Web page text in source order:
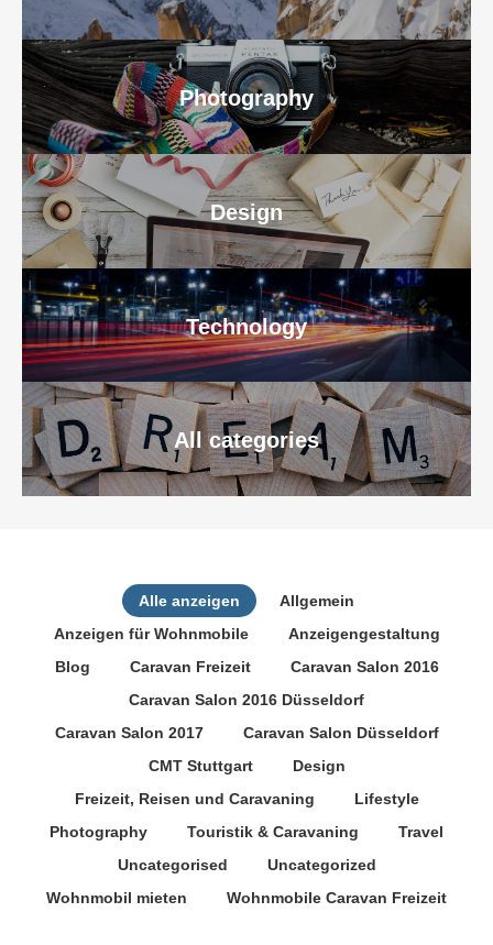
Photography
Design
Technology
All categories
Alle anzeigen
Allgemein
Anzeigen für Wohnmobile
Anzeigengestaltung
Blog
Caravan Freizeit
Caravan Salon 2016
Caravan Salon 2016 Düsseldorf
Caravan Salon 2017
Caravan Salon Düsseldorf
CMT Stuttgart
Design
Freizeit, Reisen und Caravaning
Lifestyle
Photography
Touristik & Caravaning
Travel
Uncategorised
Uncategorized
Wohnmobil mieten
Wohnmobile Caravan Freizeit